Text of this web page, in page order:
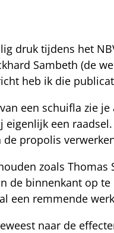
druk tijdens het
Sambeth (de
heb ik die
een schuifla zie
eigenlijk een
propolis
zoals
de binnenkant op
een remmende
naar de